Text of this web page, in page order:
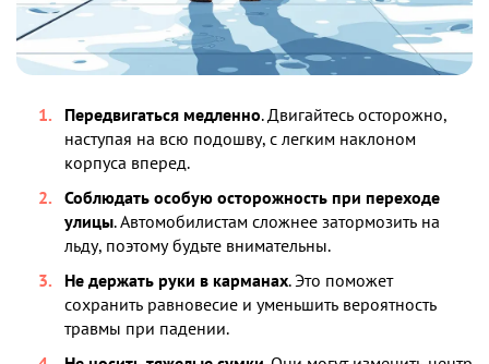
Передвигаться медленно. Двигайтесь осторожно,
наступая на всю подошву, с легким наклоном
корпуса вперед.
Соблюдать особую осторожность при переходе
улицы. Автомобилистам сложнее затормозить на
льду, поэтому будьте внимательны.
Не держать руки в карманах. Это поможет
сохранить равновесие и уменьшить вероятность
травмы при падении.